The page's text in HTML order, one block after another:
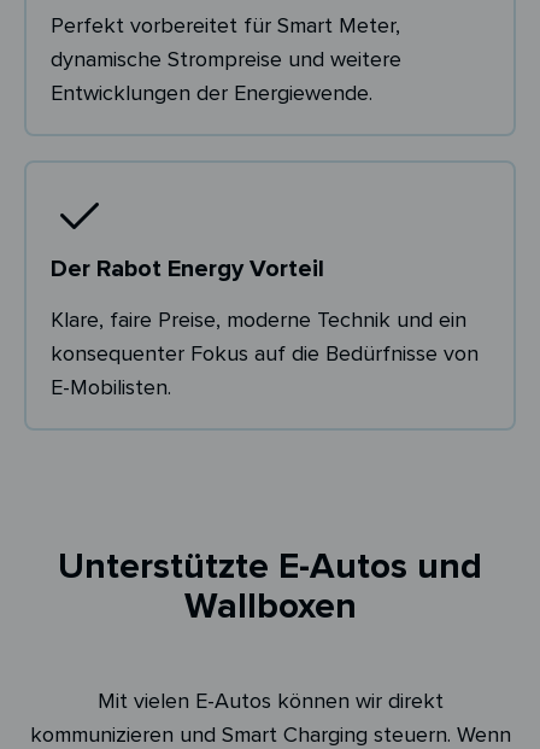
Perfekt vorbereitet für Smart Meter,
dynamische Strompreise und weitere
Entwicklungen der Energiewende.
Der Rabot Energy Vorteil
Klare, faire Preise, moderne Technik und ein
konsequenter Fokus auf die Bedürfnisse von
E-Mobilisten.
Unterstützte E-Autos und
Wallboxen
Mit vielen E-Autos können wir direkt
kommunizieren und Smart Charging steuern. Wenn